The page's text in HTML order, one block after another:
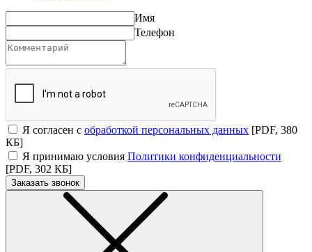
Имя
Телефон
Я согласен с обработкой персональных данных [PDF, 380
КБ]
Я принимаю условия Политики конфиденциальности
[PDF, 302 КБ]
Заказать звонок